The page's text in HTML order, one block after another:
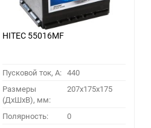
HITEC 55016MF
Пусковой ток, A: 440
Размеры
(ДхШхВ), мм:
207x175x175
Полярность: 0